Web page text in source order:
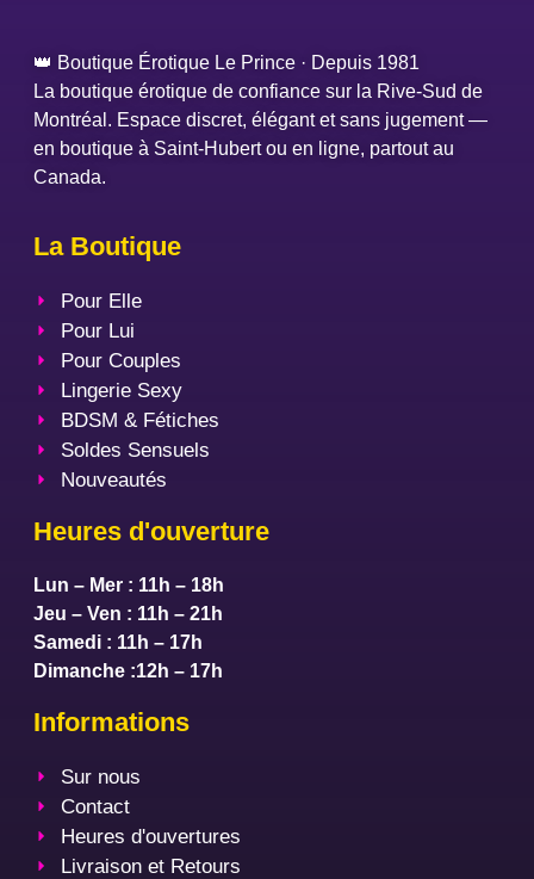
👑 Boutique Érotique Le Prince · Depuis 1981
La boutique érotique de confiance sur la Rive-Sud de
Montréal. Espace discret, élégant et sans jugement —
en boutique à Saint-Hubert ou en ligne, partout au
Canada.
La Boutique
Pour Elle
Pour Lui
Pour Couples
Lingerie Sexy
BDSM & Fétiches
Soldes Sensuels
Nouveautés
Heures d'ouverture
Lun – Mer : 11h – 18h
Jeu – Ven : 11h – 21h
Samedi : 11h – 17h
Dimanche :12h – 17h
Informations
Sur nous
Contact
Heures d'ouvertures
Livraison et Retours